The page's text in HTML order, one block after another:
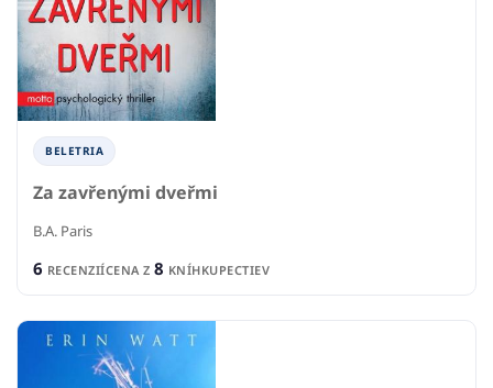
BELETRIA
Za zavřenými dveřmi
B.A. Paris
6 RECENZIÍCENA Z 8 KNÍHKUPECTIEV